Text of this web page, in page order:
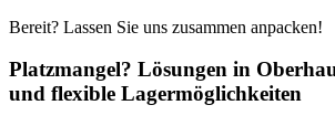
Bereit? Lassen Sie uns zusammen anpacken!
Platzmangel? Lösungen in
und flexible Lagermöglichkeiten